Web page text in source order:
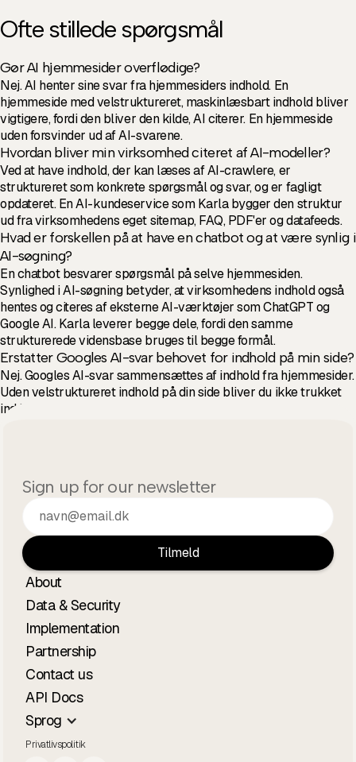
Ofte stillede spørgsmål
Gør AI hjemmesider overflødige?
Nej. AI henter sine svar fra hjemmesiders indhold. En
hjemmeside med velstruktureret, maskinlæsbart indhold bliver
vigtigere, fordi den bliver den kilde, AI citerer. En hjemmeside
uden forsvinder ud af AI-svarene.
Hvordan bliver min virksomhed citeret af AI-modeller?
Ved at have indhold, der kan læses af AI-crawlere, er
struktureret som konkrete spørgsmål og svar, og er fagligt
opdateret. En AI-kundeservice som Karla bygger den struktur
ud fra virksomhedens eget sitemap, FAQ, PDF'er og datafeeds.
Hvad er forskellen på at have en chatbot og at være synlig i
AI-søgning?
En chatbot besvarer spørgsmål på selve hjemmesiden.
Synlighed i AI-søgning betyder, at virksomhedens indhold også
hentes og citeres af eksterne AI-værktøjer som ChatGPT og
Google AI. Karla leverer begge dele, fordi den samme
strukturerede vidensbase bruges til begge formål.
Erstatter Googles AI-svar behovet for indhold på min side?
Nej. Googles AI-svar sammensættes af indhold fra hjemmesider.
Uden velstruktureret indhold på din side bliver du ikke trukket
ind i Googles AI-svar.
Sign up for our newsletter
About
Data & Security
Implementation
Partnership
Contact us
API Docs
Sprog
Privatlivspolitik